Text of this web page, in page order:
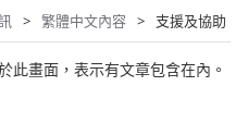
繁體中文內容 支援及協助
此畫面，表示有文章包含在內。